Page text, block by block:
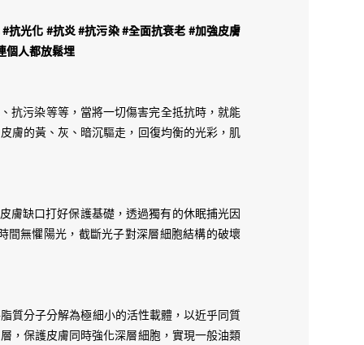
養分傳送到唔同膚層既效率，佢會增加皮膚雌
鬆肌肉組織，阻止繃緊而黎既紋理！佢會降低皮
係養神，養皮膚既元神！Keep 住用！再加埋夠
，佢比我既光澤感同埋細緻感，絕對唔係黎
係輪廓！！Trainer Tracy 成日叫我按面，按番
老而分離既真皮層同表皮層重新 connected，扣
，輪廓一路 lift 起！
光化 #抗炎 #抗污染 #全面抗衰老 #加強皮膚
個人都放鬆埋
抗污染等等，當將一切傷害完全抵抗時，就能
膚的黃、灰、暗沉驅走，回復均衡的光彩，肌
膚缺口打好保護基礎，透過獨有的休眠捕光因
間無懼陽光，截斷光子對深層細胞結構的破壞
質分子分解為極細小的活性載體，以近乎同質
，保護皮膚同時強化深層細胞，實現一般油類